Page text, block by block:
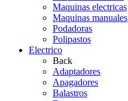
Maquinas electricas
Maquinas manuales
Podadoras
Polipastos
Electrico
Back
Adaptadores
Apagadores
Balastros